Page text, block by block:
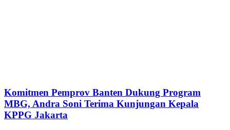
Komitmen Pemprov Banten Dukung Program
MBG, Andra Soni Terima Kunjungan Kepala
KPPG Jakarta